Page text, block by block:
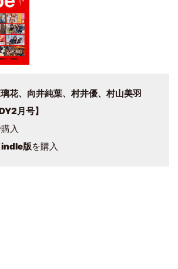
花、向井純葉、村井優、村山美羽
月号】
入
版を購入